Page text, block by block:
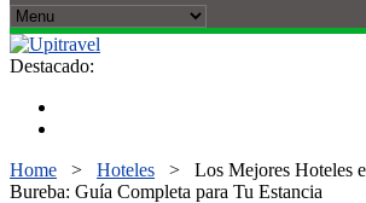
Destacado:
Home > Hoteles > Los Mejores Hoteles
Bureba: Guía Completa para Tu Estancia